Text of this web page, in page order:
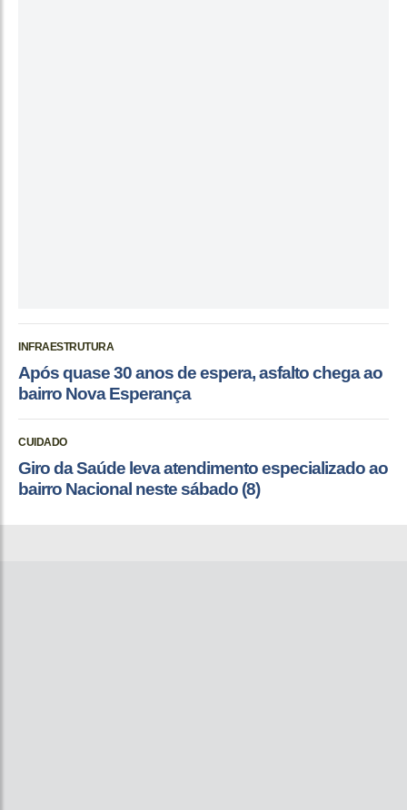
INFRAESTRUTURA
Após quase 30 anos de espera, asfalto chega ao
bairro Nova Esperança
CUIDADO
Giro da Saúde leva atendimento especializado ao
bairro Nacional neste sábado (8)